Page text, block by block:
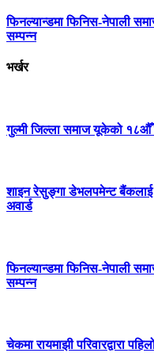
फिनल्यान्डमा फिनिस-नेपाली
सम्पन्न
भर्खर
गुल्मी जिल्ला समाज यूकेको १८औँ
शाइन रेसुङ्गा डेभलपमेन्ट बैंकलाई
अवार्ड
फिनल्यान्डमा फिनिस-नेपाली
सम्पन्न
चेकमा रायमाझी परिवारद्वारा